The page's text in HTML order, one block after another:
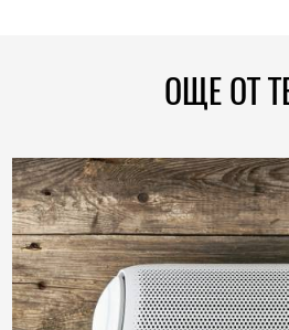
ОЩЕ ОТ